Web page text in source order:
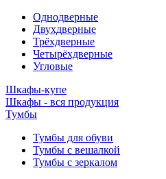
Однодверные
Двухдверные
Трёхдверные
Четырёхдверные
Угловые
Шкафы-купе
Шкафы - вся продукция
Тумбы
Тумбы для обуви
Тумбы с вешалкой
Тумбы с зеркалом